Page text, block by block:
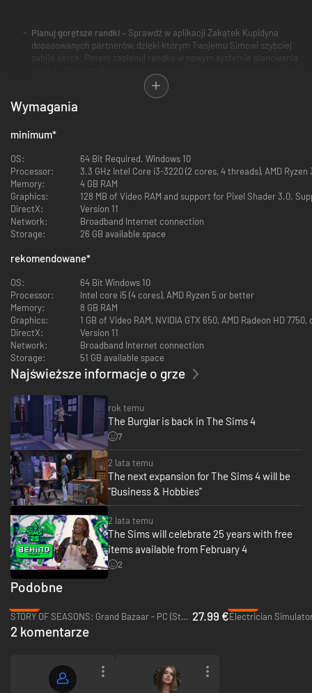
Planuj gorętsze randki – Sprawdź w aplikacji Zakątek Kupidyna
dopasowanych partnerów, dzięki którym Twojemu Simowi szybciej
zabije serce. Potem zaplanuj randkę w nowym systemie planowania
stworzyć romantyczną schadzkę, która zachwyci Simów. Simowie
mogą się do siebie zbliżyć, grając w gry, przytulając się na łóżku czy
korzystając z romantycznego koca w pięknym miejscu, aby uczynić
odrzuca Simów, zadecyduje o tym, jak bardzo się sobie podobają.
Składają się na to między innymi zainteresowania i interakcje!
Odkrywaj je w ramach poznawania partnerów przez Simów, buduj
relacje i utrzymuj romantyczną satysfakcję na wysokim poziomie.
Ponieważ Simowie lubią różne interakcje, ich poziomy satysfakcji
mogą się różnić. Interakcje między Simami mogą również wpływać
na to, czy ich dynamika związku będzie satysfakcjonująca, gorąca,
umiejętność, która odblokowuje uwodzicielskie interakcje. Dla
Simów o aspiracji romantycznej romans to sposób na życie.
Prawdziwie beznadziejni romantycy mogą nawet zająć się
kochaniem zawodowo i zostać konsultantami ds. miłości! W miarę
rozwoju kariery będą zdobywać nowe sposoby propagowania miłości
i być może znajdą w swoim wyposażeniu urocze meble w kształcie
serc.
Randki w niezapomnianym mieście
– Zakochaj się w urokliwym
mieście wprost stworzonym do romansowania. Ciudad Enamorada
ma trzy czarujące dzielnice z mnóstwem miejsc dla Simów na
spotkania, flirt, a nawet bara-bara. Pojawi się również nowa cecha
parceli – „Schadzka singli” – która będzie przyciągać wolnych Simów,
aby się poznawali.
Wymagania
minimum*
OS:
64 Bit Required. Windows 10
Processor:
3.3 GHz Intel Core i3-3220 (2 cores, 4 threads), AMD
Memory:
4 GB RAM
Graphics:
128 MB of Video RAM and support for Pixel Shader 3.0.
DirectX:
Version 11
Network:
Broadband Internet connection
Storage:
26 GB available space
rekomendowane*
OS:
64 Bit Windows 10
Processor:
Intel core i5 (4 cores), AMD Ryzen 5 or better
Memory:
8 GB RAM
Graphics:
1 GB of Video RAM, NVIDIA GTX 650, AMD Radeon HD
DirectX:
Version 11
Network:
Broadband Internet connection
Storage:
51 GB available space
Najświeższe informacje o grze
rok temu
The Burglar is back in The Sims 4
7
2 lata temu
The next expansion for The Sims 4 will be
"Business & Hobbies"
2 lata temu
The Sims will celebrate 25 years with free
items available from February 4
2
Podobne
STORY OF SEASONS: Grand Bazaar - PC (Steam) 27.99 €Electrician
2 komentarze